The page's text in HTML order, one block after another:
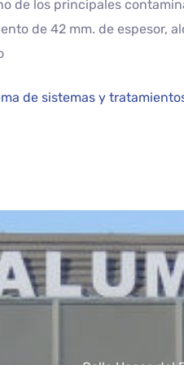
de los principales
de 42 mm. de espesor,
de sistemas y